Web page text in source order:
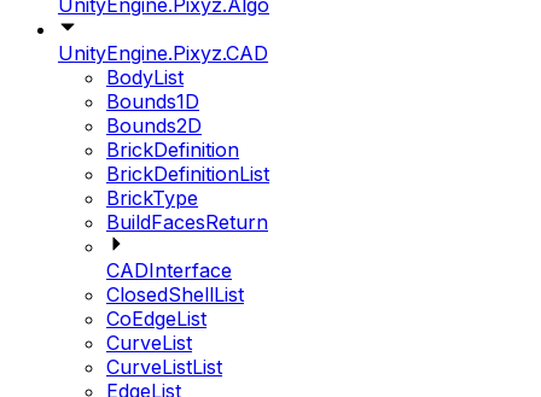
UnityEngine.Pixyz.Algo
UnityEngine.Pixyz.CAD
BodyList
Bounds1D
Bounds2D
BrickDefinition
BrickDefinitionList
BrickType
BuildFacesReturn
CADInterface
ClosedShellList
CoEdgeList
CurveList
CurveListList
EdgeList